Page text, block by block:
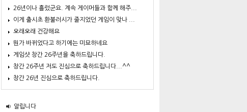
26년이나 흘렀군요. 계속 게이머들과 함께 해주...
이게 출시초 환불러시가 줄지었던 게임이 맞나 ...
오래오래 건강해요
뭔가 바뀌었다고 하기에는 미묘하네요
게임샷 창간 26주년을 축하드립니다.
창간 26주년 저도 진심으로 축하드립니다...^^
창간 26년 진심으로 축하드립니다.
알립니다